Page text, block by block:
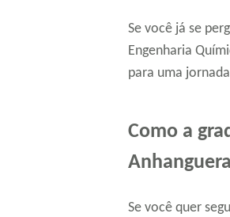
Se você já se
Engenharia
para uma
Como a
Se você quer